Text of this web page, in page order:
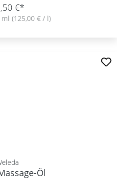
€*
ml (125,00 € / l)
Öl